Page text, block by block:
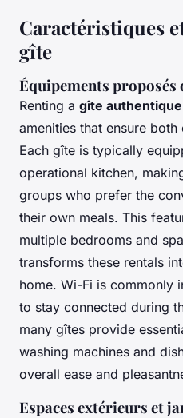
Caractéristiques
gîte
Équipements proposés
Renting a gîte
amenities that ensure
Each gîte is typically
operational kitchen,
groups who prefer the
their own meals. This
multiple bedrooms and
transforms these rentals
home. Wi-Fi is commonly
to stay connected during
many gîtes provide
washing machines and
overall ease and
Espaces extérieurs et